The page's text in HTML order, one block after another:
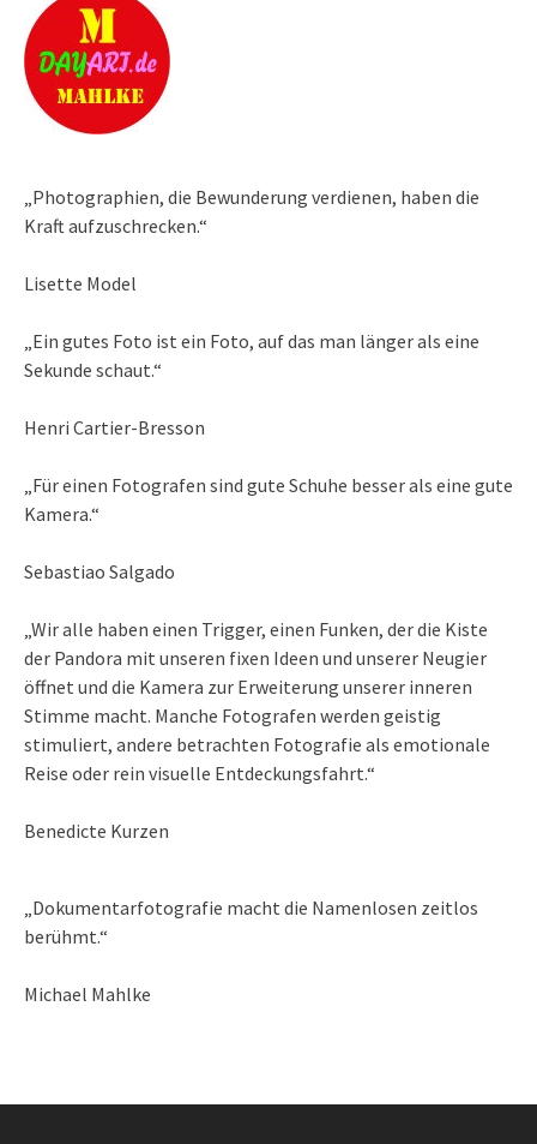
„Photographien, die Bewunderung verdienen, haben die
Kraft aufzuschrecken.“
Lisette Model
„Ein gutes Foto ist ein Foto, auf das man länger als eine
Sekunde schaut.“
Henri Cartier-Bresson
„Für einen Fotografen sind gute Schuhe besser als eine gute
Kamera.“
Sebastiao Salgado
„Wir alle haben einen Trigger, einen Funken, der die Kiste
der Pandora mit unseren fixen Ideen und unserer Neugier
öffnet und die Kamera zur Erweiterung unserer inneren
Stimme macht. Manche Fotografen werden geistig
stimuliert, andere betrachten Fotografie als emotionale
Reise oder rein visuelle Entdeckungsfahrt.“
Benedicte Kurzen
„Dokumentarfotografie macht die Namenlosen zeitlos
berühmt.“
Michael Mahlke